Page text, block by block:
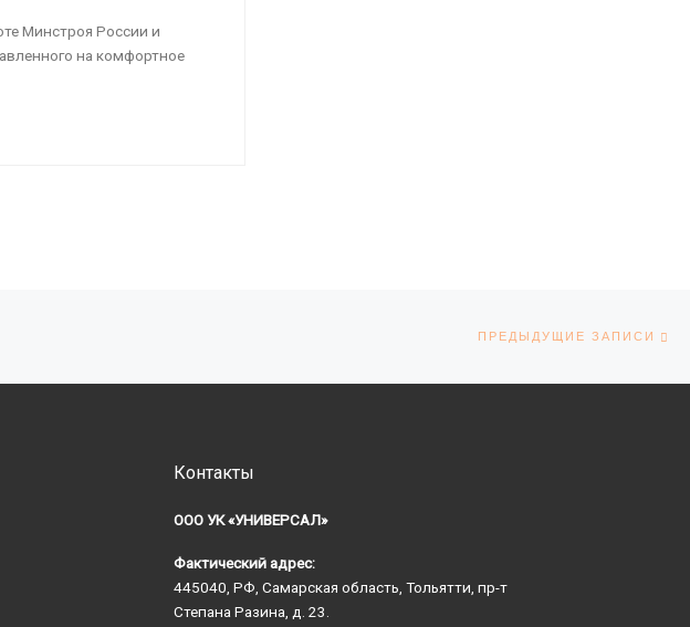
Минстроя России и
на комфортное
ПРЕДЫДУЩИЕ ЗАПИСИ
Контакты
ООО УК «УНИВЕРСАЛ»
Фактический адрес:
445040, РФ, Самарская область, Тольятти, пр-т
Степана Разина, д. 23.